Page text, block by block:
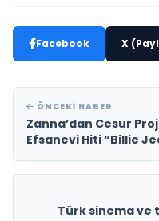
“Bugüne kadar
Facebook X
ÖNCEKI HABER
Zanna’dan Cesur
Efsanevi Hiti “Billie
Türk sinema ve